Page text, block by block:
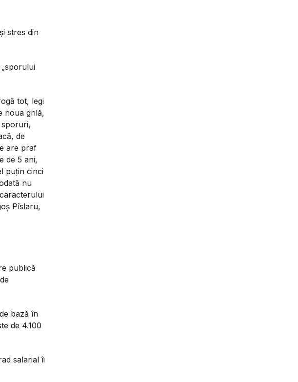
stres din
tot, legi
noua grilă,
de
are praf
de 5 ani,
puțin cinci
nu
Pîslaru,
publică
bază în
de 4.100
salarial îi